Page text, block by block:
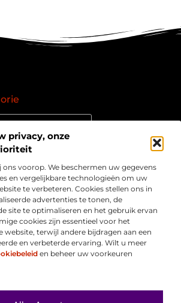
privacy, onze
ons voorop. We beschermen uw gegevens
en vergelijkbare technologieën om uw
te verbeteren. Cookies stellen ons in
advertenties te tonen, de
site te optimaliseren en het gebruik ervan
cookies zijn essentieel voor het
website, terwijl andere bijdragen aan een
en verbeterde ervaring. Wilt u meer
en beheer uw voorkeuren
kennis, inzichten en inspiratie “
in diepgaande content, slimme tips
die je blik verruimen. Welkom
– dé plek voor informatie die
aan jouw online succes.